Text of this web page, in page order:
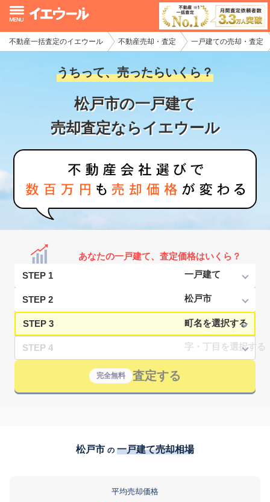
不動産一括査定のイエウール 不動産売却・査定 一戸建ての売却・査定
うちって、売ったらいくら？
松戸市の一戸建て
売却査定ならイエウール
あなたの一戸建て、査定価格はいくら？
STEP 1
STEP 2
STEP 3
STEP 4
完全無料 査定する
松戸市 の 一戸建て売却相場
平均売却価格
イエウール加盟希望の不動産会社様
初めての方へ
不動産売却の流れ
不動産の売却・一括査定
家査定シミュレーター
お問い合わせ